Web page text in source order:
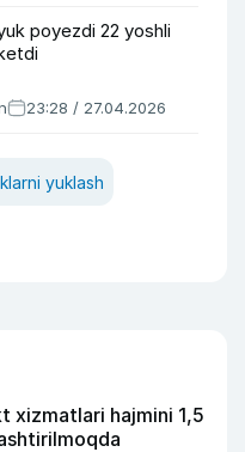
poyezdi 22 yoshli
23:28 / 27.04.2026
yuklash
xizmatlari hajmini 1,5